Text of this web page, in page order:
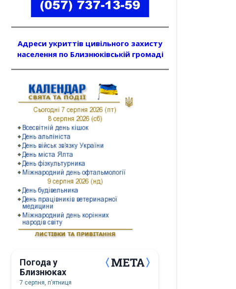
Адреси укриттів цивільного захисту
населення по Близнюківській громаді
Погода у
Близнюках
7 серпня, пʼятниця